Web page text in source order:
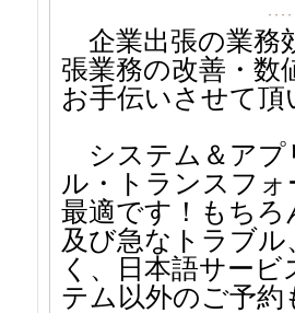
企業出張の業務
張業務の改善・数
お手伝いさせて
システム＆アプ
ル・トランスフ
最適です！ もちろ
及び急なトラブ
く、
日本語サー
テム以外のご予